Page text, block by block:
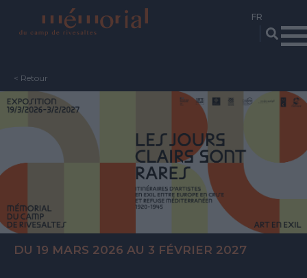
< Retour
DU 19 MARS 2026 AU 3 FÉVRIER 2027